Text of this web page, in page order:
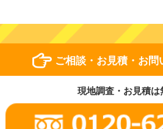
ご相談・お見積・お問
現地調査・お見積は